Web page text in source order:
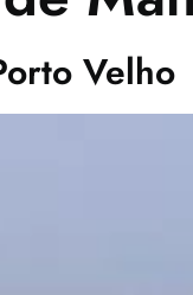
Velho